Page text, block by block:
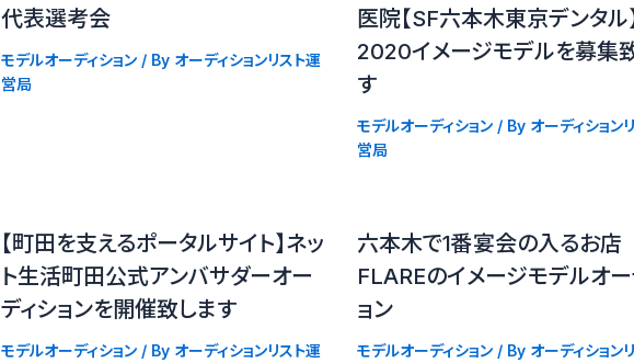
代表選考会
モデルオーディション/ By オーディションリスト運
営局
医院【SF六本木東京デンタル】
2020イメージモデルを募集
す
モデルオーディション/ By オーディション
営局
【町田を支えるポータルサイト】ネッ
ト生活町田公式アンバサダーオー
ディションを開催致します
モデルオーディション/ By オーディションリスト運
六本木で1番宴会の入るお店
FLAREのイメージモデルオ
ョン
モデルオーディション/ By オーディション